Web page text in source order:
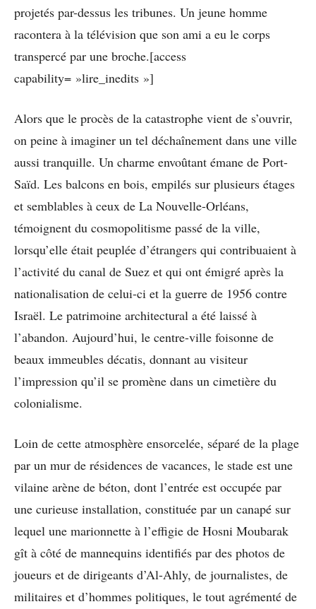
projetés par-dessus les tribunes. Un jeune homme
racontera à la télévision que son ami a eu le corps
transpercé par une broche.[access
capability= »lire_inedits »]
Alors que le procès de la catastrophe vient de s’ouvrir,
on peine à imaginer un tel déchaînement dans une ville
aussi tranquille. Un charme envoûtant émane de Port-
Saïd. Les balcons en bois, empilés sur plusieurs étages
et semblables à ceux de La Nouvelle-Orléans,
témoignent du cosmopolitisme passé de la ville,
lorsqu’elle était peuplée d’étrangers qui contribuaient à
l’activité du canal de Suez et qui ont émigré après la
nationalisation de celui-ci et la guerre de 1956 contre
Israël. Le patrimoine architectural a été laissé à
l’abandon. Aujourd’hui, le centre-ville foisonne de
beaux immeubles décatis, donnant au visiteur
l’impression qu’il se promène dans un cimetière du
colonialisme.
Loin de cette atmosphère ensorcelée, séparé de la plage
par un mur de résidences de vacances, le stade est une
vilaine arène de béton, dont l’entrée est occupée par
une curieuse installation, constituée par un canapé sur
lequel une marionnette à l’effigie de Hosni Moubarak
gît à côté de mannequins identifiés par des photos de
joueurs et de dirigeants d’Al-Ahly, de journalistes, de
militaires et d’hommes politiques, le tout agrémenté de